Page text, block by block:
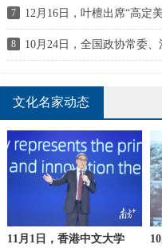
7 12月16日，叶檀出席“高定
8
文化名家动态
11月1日，香港中文大学